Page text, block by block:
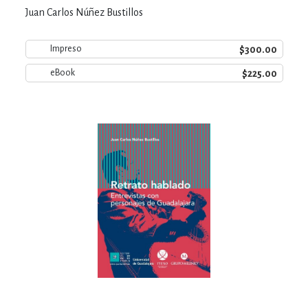
Juan Carlos Núñez Bustillos
Impreso $300.00
eBook $225.00